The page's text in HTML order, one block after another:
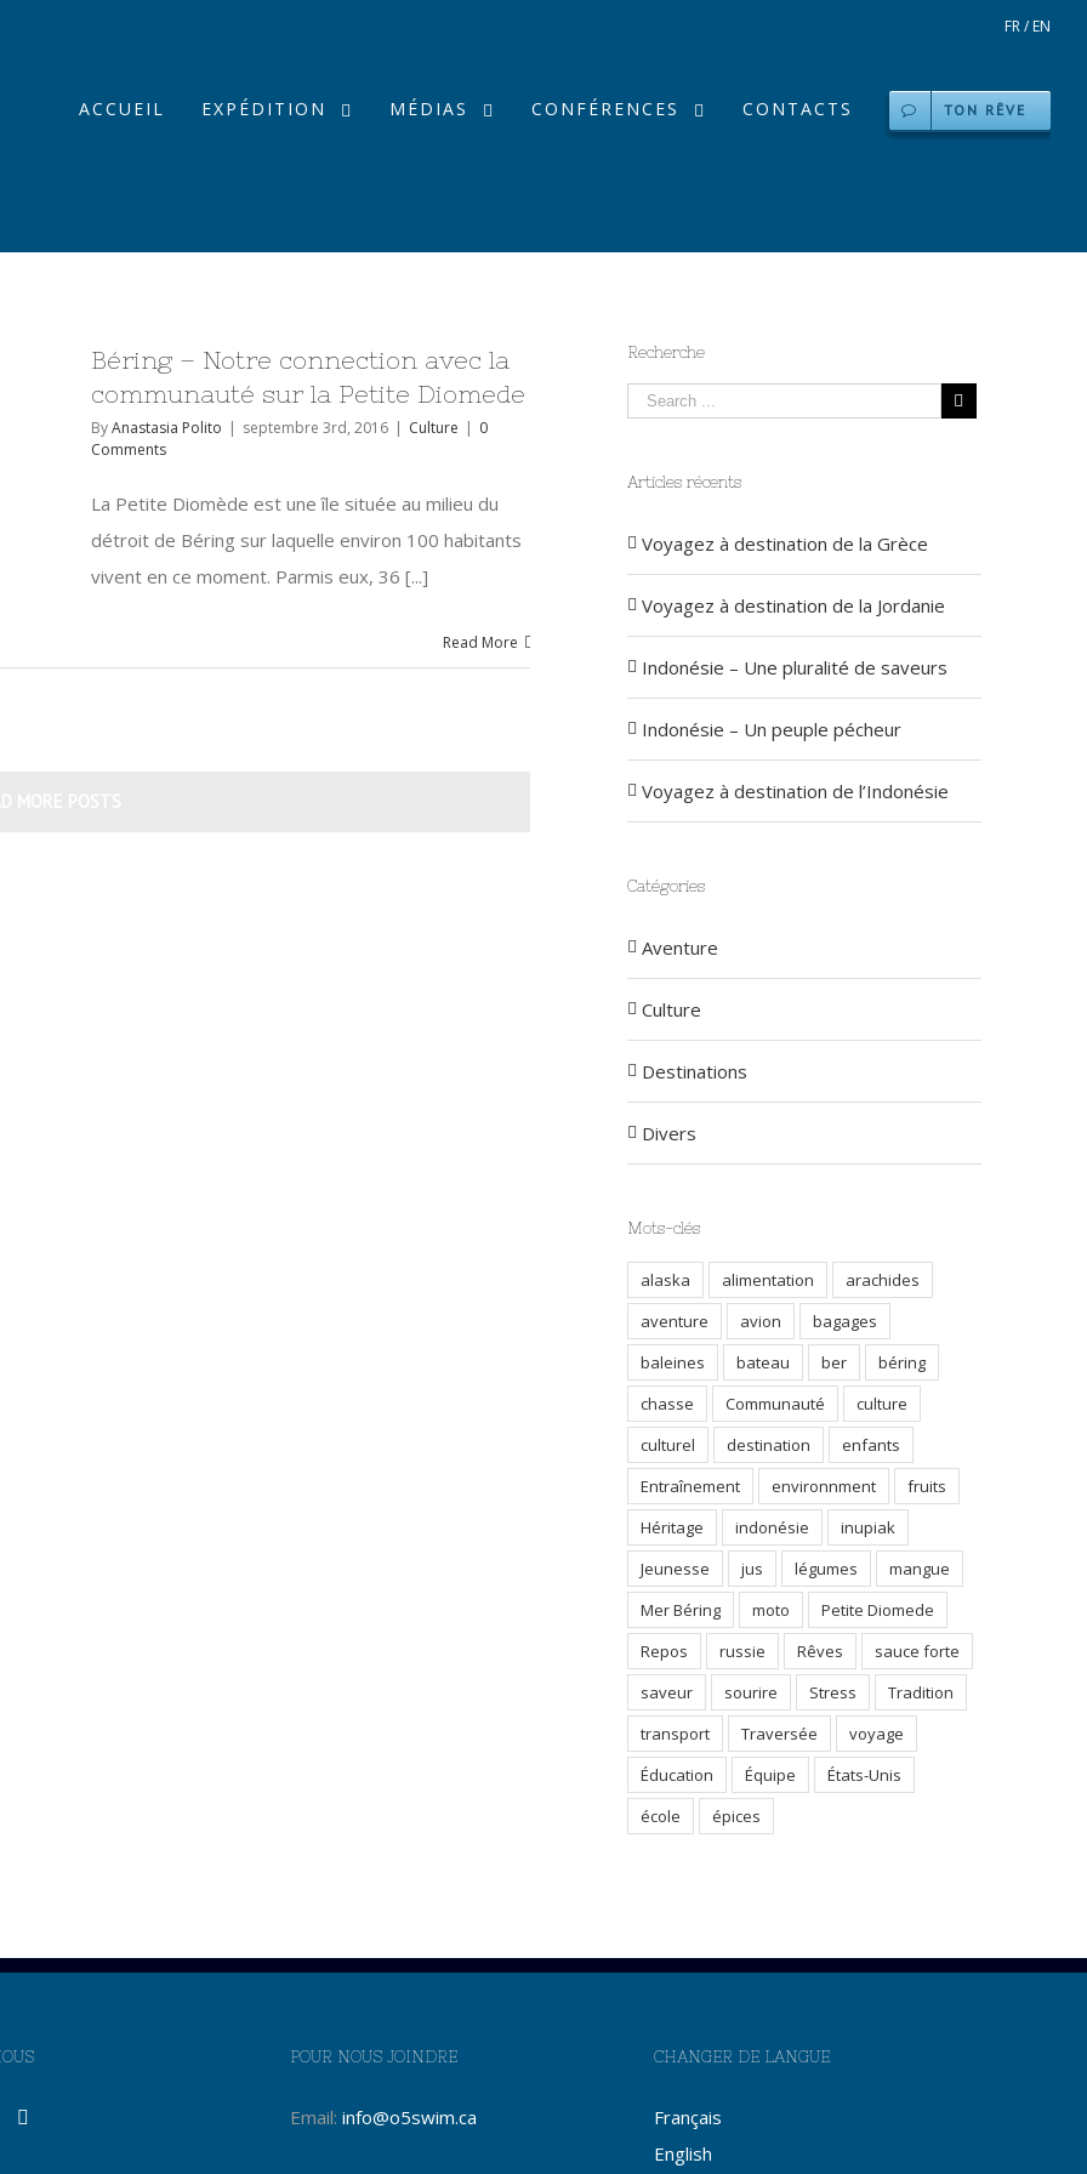
FR/EN
ACCUEIL EXPÉDITION MÉDIAS CONFÉRENCES CONTACTS TON RÊVE
Béring – Notre connection avec la
communauté sur la Petite Diomede
ByAnastasia Polito | septembre 3rd, 2016 | Culture | 0
Comments
La Petite Diomède est une île située au milieu du
détroit de Béring sur laquelle environ 100 habitants
vivent en ce moment. Parmis eux, 36 [...]
Read More
Recherche
Articles récents
Voyagez à destination de la Grèce
Voyagez à destination de la Jordanie
Indonésie – Une pluralité de saveurs
Indonésie – Un peuple pécheur
Voyagez à destination de l’Indonésie
Catégories
Aventure
Culture
Destinations
Divers
Mots-clés
alaska alimentation
arachides
aventure
avion
bagages
baleines
bateau ber
béring
chasse
Communauté
culture
culturel
destination
enfants
Entraînement
environnment
fruits
Héritage
indonésie
inupiak
Jeunesse
jus légumes
mangue
Mer Béring
moto
Petite Diomede
Repos
russie Rêves
sauce forte
saveur
sourire Stress
Tradition
transport
Traversée
voyage
Éducation
Équipe
États-Unis
école
épices
POUR NOUS JOINDRE
Email: info@o5swim.ca
CHANGER DE LANGUE
Français
English